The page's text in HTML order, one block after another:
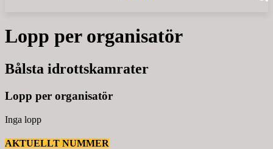
Lopp per organisatör
Bålsta idrottskamrater
Lopp per organisatör
Inga lopp
AKTUELLT NUMMER